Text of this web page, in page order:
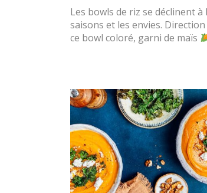
Les bowls de riz se déclinent à
saisons et les envies.
ce bowl coloré, garni de maïs